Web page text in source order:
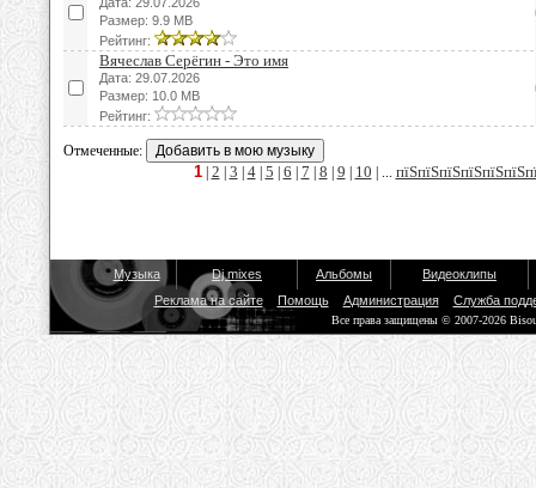
Размер: 9.9 MB
Рейтинг:
Вячеслав Серёгин - Это имя
Дата: 29.07.2026
Размер: 10.0 MB
Рейтинг:
Отмеченные:
1| 2 3 4| 5 6 7 8 9 10 | ...
Музыка Dj mixes Альбомы
Видеоклипы
Реклама на сайте
Помощь Администрация Служба
Все права защищены © 2007-2026